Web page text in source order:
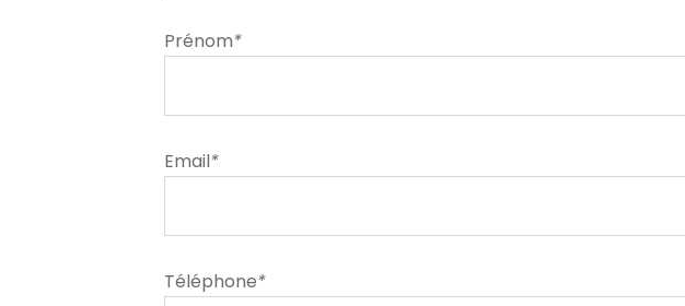
Prénom*
Email*
Téléphone*